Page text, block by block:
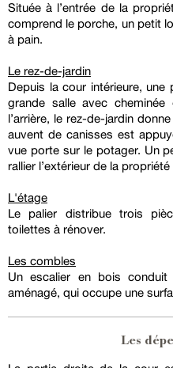
Située à l’entrée de la
comprend le porche, un petit
à pain.
Le rez-de-jardin
Depuis la cour intérieure, une
grande salle avec
l’arrière, le rez-de-jardin
auvent de canisses est
vue porte sur le potager. Un
rallier l’extérieur de la
L'étage
Le palier distribue trois
toilettes à rénover.
Les combles
Un escalier en bois
aménagé, qui occupe une
Les